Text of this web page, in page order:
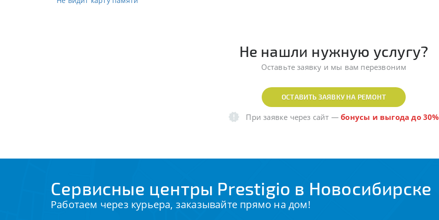
Не нашли нужную услугу?
Оставьте заявку и мы вам перезвоним
ОСТАВИТЬ ЗАЯВКУ НА РЕМОНТ
При заявке через сайт —бонусы и выгода до 30%
Сервисные центры Prestigio в Новосибирске
Работаем через курьера, заказывайте прямо на дом!